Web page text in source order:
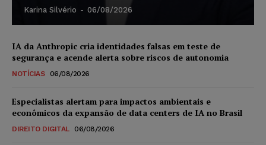
Karina Silvério - 06/08/2026
IA da Anthropic cria identidades falsas em teste de
segurança e acende alerta sobre riscos de autonomia
NOTÍCIAS 06/08/2026
Especialistas alertam para impactos ambientais e
econômicos da expansão de data centers de IA no Brasil
DIREITO DIGITAL 06/08/2026